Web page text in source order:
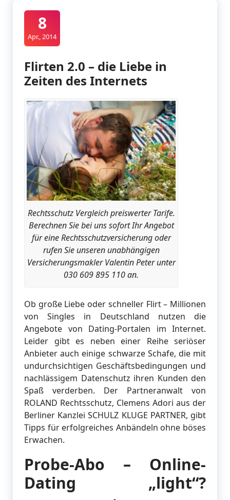
8
Apr., 2014
Flirten 2.0 – die Liebe in
Zeiten des Internets
Rechtsschutz Vergleich preiswerter Tarife.
Berechnen Sie bei uns sofort Ihr Angebot
für eine Rechtsschutzversicherung oder
rufen Sie unseren unabhängigen
Versicherungsmakler Valentin Peter unter
030 609 895 110 an.
Ob große Liebe oder schneller Flirt – Millionen
von Singles in Deutschland nutzen die
Angebote von Dating-Portalen im Internet.
Leider gibt es neben einer Reihe seriöser
Anbieter auch einige schwarze Schafe, die mit
undurchsichtigen Geschäftsbedingungen und
nachlässigem Datenschutz ihren Kunden den
Spaß verderben. Der Partneranwalt von
ROLAND Rechtsschutz, Clemens Adori aus der
Berliner Kanzlei SCHULZ KLUGE PARTNER, gibt
Tipps für erfolgreiches Anbändeln ohne böses
Erwachen.
Probe-Abo – Online-
Dating „light“?